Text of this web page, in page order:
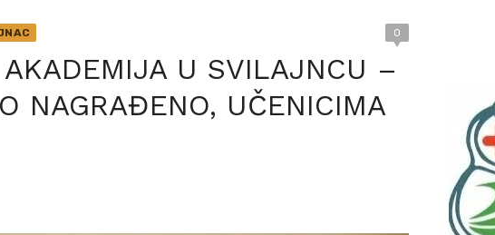
0
AKADEMIJA U SVILAJNCU –
NAGRAĐENO, UČENICIMA